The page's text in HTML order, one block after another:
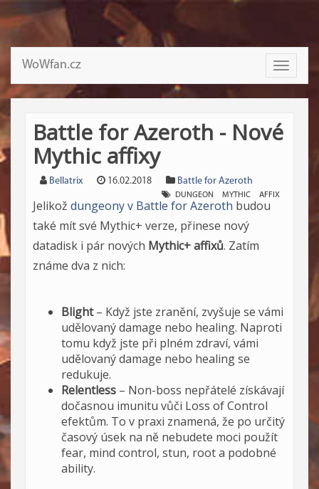
Toggle
WoWfan.cz
Battle for Azeroth - Nové
Mythic affixy
Bellatrix 16.02.2018 Battle for Azeroth
DUNGEON MYTHIC AFFIX
Jelikož dungeony v Battle for Azeroth budou
také mít své Mythic+ verze, přinese nový
datadisk i pár nových Mythic+ affixů. Zatím
známe dva z nich:
Blight– Když jste zranění, zvyšuje se vámi
udělovaný damage nebo healing. Naproti
tomu když jste při plném zdraví, vámi
udělovaný damage nebo healing se
redukuje.
Relentless – Non-boss nepřátelé získávají
dočasnou imunitu vůči Loss of Control
efektům. To v praxi znamená, že po určitý
časový úsek na ně nebudete moci použít
fear, mind control, stun, root a podobné
ability.